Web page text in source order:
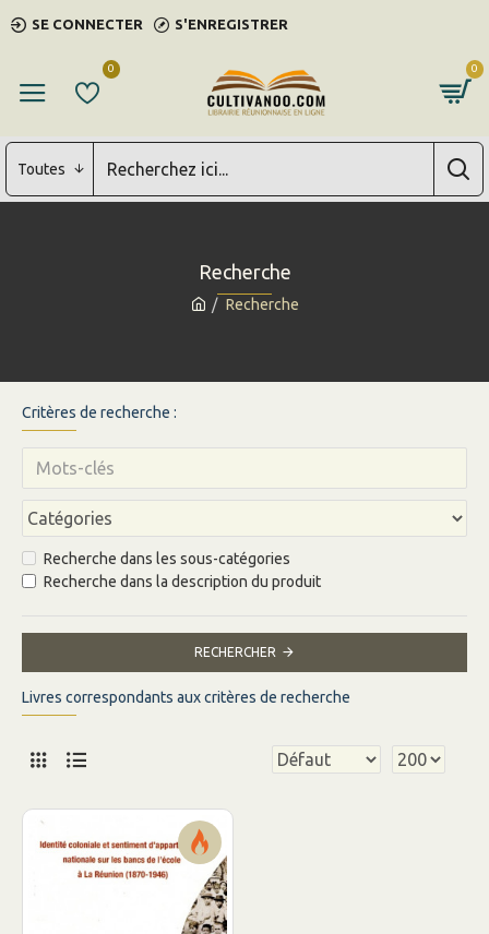
SE CONNECTER S'ENREGISTRER
0 0
Toutes
Recherche
Recherche
Critères de recherche :
Recherche dans les sous-catégories
Recherche dans la description du produit
RECHERCHER
Livres correspondants aux critères de recherche